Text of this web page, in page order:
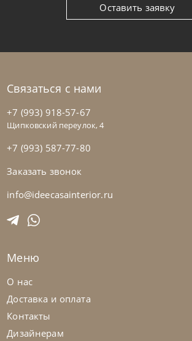
Nicolettihome
Диван Soul
Оставить заявку
Связаться с нами
+7 (993) 918-57-67
Щипковский переулок, 4
+7 (993) 587-77-80
Заказать звонок
info@ideecasainterior.ru
Меню
О нас
Доставка и оплата
Контакты
Дизайнерам